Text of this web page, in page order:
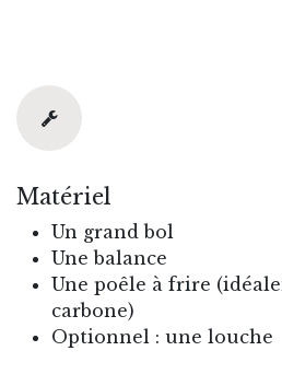
Matériel
Un grand bol
Une balance
Une poêle à frire
carbone)
Optionnel : une louche